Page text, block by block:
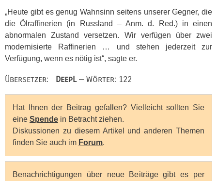
„Heute gibt es genug Wahnsinn seitens unserer Gegner, die
die Ölraffinerien (in Russland – Anm. d. Red.) in einen
abnormalen Zustand versetzen. Wir verfügen über zwei
modernisierte Raffinerien … und stehen jederzeit zur
Verfügung, wenn es nötig ist“, sagte er.
Übersetzer: DeepL— Wörter: 122
Hat Ihnen der Beitrag gefallen? Vielleicht sollten Sie
eine Spende in Betracht ziehen.
Diskussionen zu diesem Artikel und anderen Themen
finden Sie auch im Forum.
Benachrichtigungen über neue Beiträge gibt es per